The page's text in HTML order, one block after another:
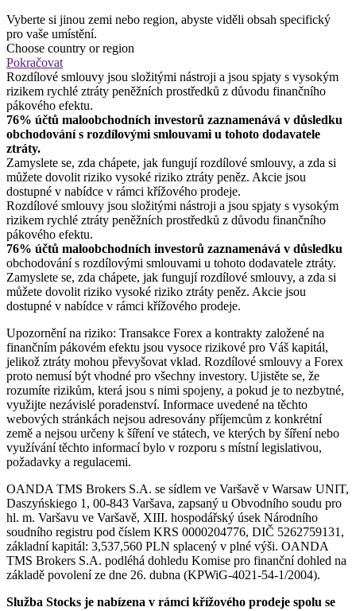
Vyberte si jinou zemi nebo region, abyste viděli obsah specifický
pro vaše umístění.
Choose country or region
Pokračovat
Rozdílové smlouvy jsou složitými nástroji a jsou spjaty s vysokým
rizikem rychlé ztráty peněžních prostředků z důvodu finančního
pákového efektu.
76% účtů maloobchodních investorů zaznamenává v důsledku
obchodování s rozdílovými smlouvami u tohoto dodavatele
ztráty.
Zamyslete se, zda chápete, jak fungují rozdílové smlouvy, a zda si
můžete dovolit riziko vysoké riziko ztráty peněz. Akcie jsou
dostupné v nabídce v rámci křížového prodeje.
Rozdílové smlouvy jsou složitými nástroji a jsou spjaty s vysokým
rizikem rychlé ztráty peněžních prostředků z důvodu finančního
pákového efektu.
76% účtů maloobchodních investorů zaznamenává v důsledku
obchodování s rozdílovými smlouvami u tohoto dodavatele ztráty.
Zamyslete se, zda chápete, jak fungují rozdílové smlouvy, a zda si
můžete dovolit riziko vysoké riziko ztráty peněz. Akcie jsou
dostupné v nabídce v rámci křížového prodeje.
Upozornění na riziko: Transakce Forex a kontrakty založené na
finančním pákovém efektu jsou vysoce rizikové pro Váš kapitál,
jelikož ztráty mohou převyšovat vklad. Rozdílové smlouvy a Forex
proto nemusí být vhodné pro všechny investory. Ujistěte se, že
rozumíte rizikům, která jsou s nimi spojeny, a pokud je to nezbytné,
využijte nezávislé poradenství. Informace uvedené na těchto
webových stránkách nejsou adresovány příjemcům z konkrétní
země a nejsou určeny k šíření ve státech, ve kterých by šíření nebo
využívání těchto informací bylo v rozporu s místní legislativou,
požadavky a regulacemi.
OANDA TMS Brokers S.A. se sídlem ve Varšavě v Warsaw UNIT,
Daszyńskiego 1, 00-843 Varšava, zapsaný u Obvodního soudu pro
hl. m. Varšavu ve Varšavě, XIII. hospodářský úsek Národního
soudního registru pod číslem KRS 0000204776, DIČ 5262759131,
základní kapitál: 3,537,560 PLN splacený v plné výši. OANDA
TMS Brokers S.A. podléhá dohledu Komise pro finanční dohled na
základě povolení ze dne 26. dubna (KPWiG-4021-54-1/2004).
Služba Stocks je nabízena v rámci křížového prodeje spolu se